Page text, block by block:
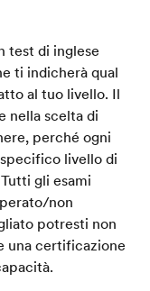
test di inglese
ti indicherà qual
al tuo livello. Il
nella scelta di
perché ogni
livello di
gli esami
non
potresti non
una certificazione